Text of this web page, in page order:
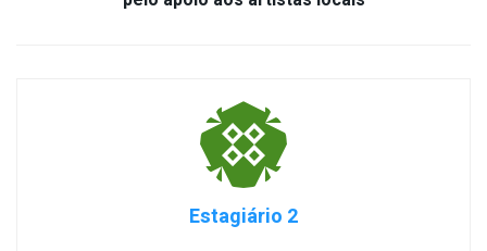
Estagiário 2